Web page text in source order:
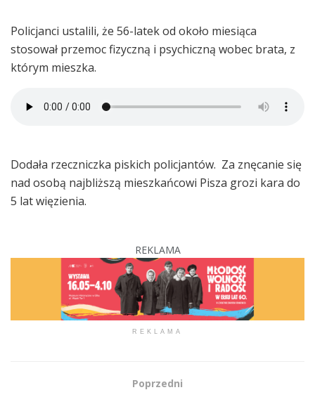
Policjanci ustalili, że 56-latek od około miesiąca
stosował przemoc fizyczną i psychiczną wobec brata, z
którym mieszka.
Dodała rzeczniczka piskich policjantów. Za znęcanie się
nad osobą najbliższą mieszkańcowi Pisza grozi kara do
5 lat więzienia.
REKLAMA
REKLAMA
Poprzedni